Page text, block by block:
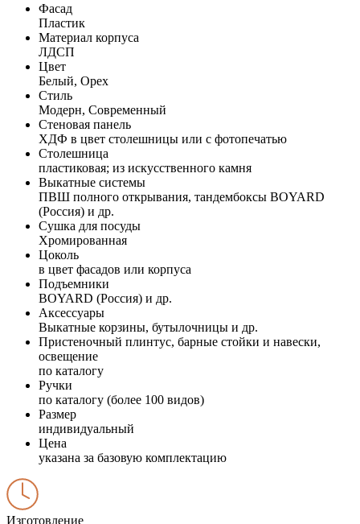
Фасад
Пластик
Материал корпуса
ЛДСП
Цвет
Белый, Орех
Стиль
Модерн, Современный
Стеновая панель
ХДФ в цвет столешницы или с фотопечатью
Столешница
пластиковая; из искусственного камня
Выкатные системы
ПВШ полного открывания, тандембоксы BOYARD
(Россия) и др.
Сушка для посуды
Хромированная
Цоколь
в цвет фасадов или корпуса
Подъемники
BOYARD (Россия) и др.
Аксессуары
Выкатные корзины, бутылочницы и др.
Пристеночный плинтус, барные стойки и навески,
освещение
по каталогу
Ручки
по каталогу (более 100 видов)
Размер
индивидуальный
Цена
указана за базовую комплектацию
Изготовление